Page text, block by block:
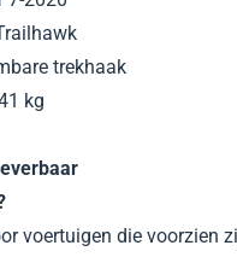
trekhaak
kg
voertuigen die voorzien